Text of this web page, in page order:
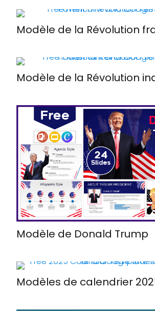
Modèle de la Révolution
Modèle de la Révolution
Modèle de Donald Trump
Modèles de calendrier